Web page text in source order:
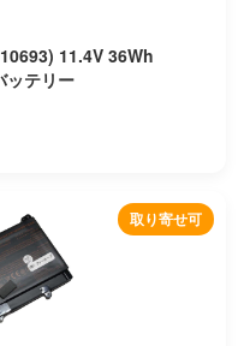
11.4V 36Wh
ンバッテリー
取り寄せ可